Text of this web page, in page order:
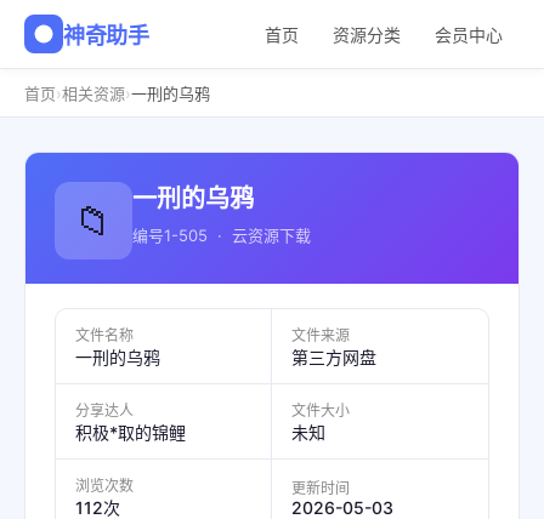
神奇助手 首页 资源分类 会员中心
首页›相关资源›一刑的乌鸦
📁 一刑的乌鸦
编号1-505 · 云资源下载
文件名称
一刑的乌鸦
文件来源
第三方网盘
分享达人
积极*取的锦鲤
文件大小
未知
浏览次数
112次
更新时间
2026-05-03